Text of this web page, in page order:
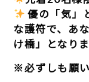
優の「気」
な護符で、
あ
け橋」となり
※必ずしも願